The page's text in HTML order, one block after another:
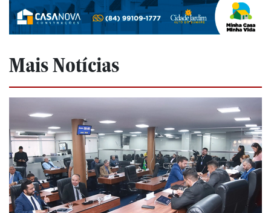
Mais Notícias